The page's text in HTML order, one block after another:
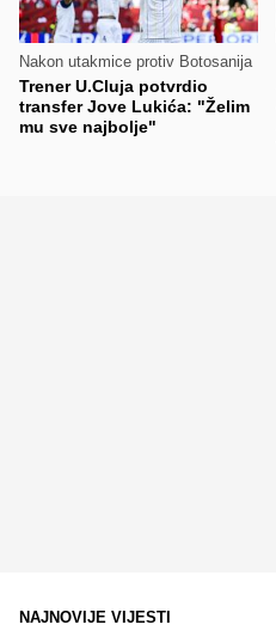
Nakon utakmice protiv Botosanija
Trener U.Cluja potvrdio
transfer Jove Lukića: "Želim
mu sve najbolje"
NAJNOVIJE VIJESTI